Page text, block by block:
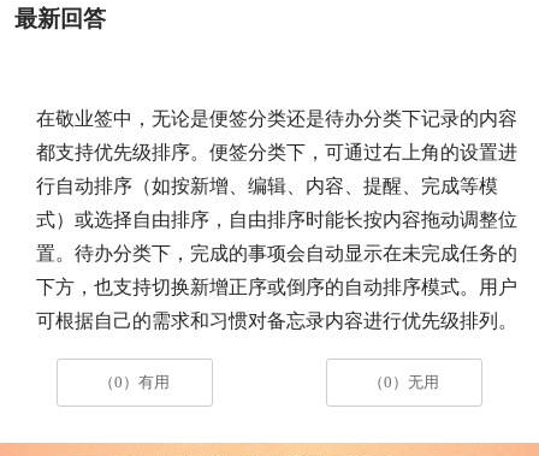
最新回答
在敬业签中，无论是便签分类还是待办分类下记录的内容
都支持优先级排序。便签分类下，可通过右上角的设置进
行自动排序（如按新增、编辑、内容、提醒、完成等模
式）或选择自由排序，自由排序时能长按内容拖动调整位
置。待办分类下，完成的事项会自动显示在未完成任务的
下方，也支持切换新增正序或倒序的自动排序模式。用户
可根据自己的需求和习惯对备忘录内容进行优先级排列。
（0）有用 （0）无用